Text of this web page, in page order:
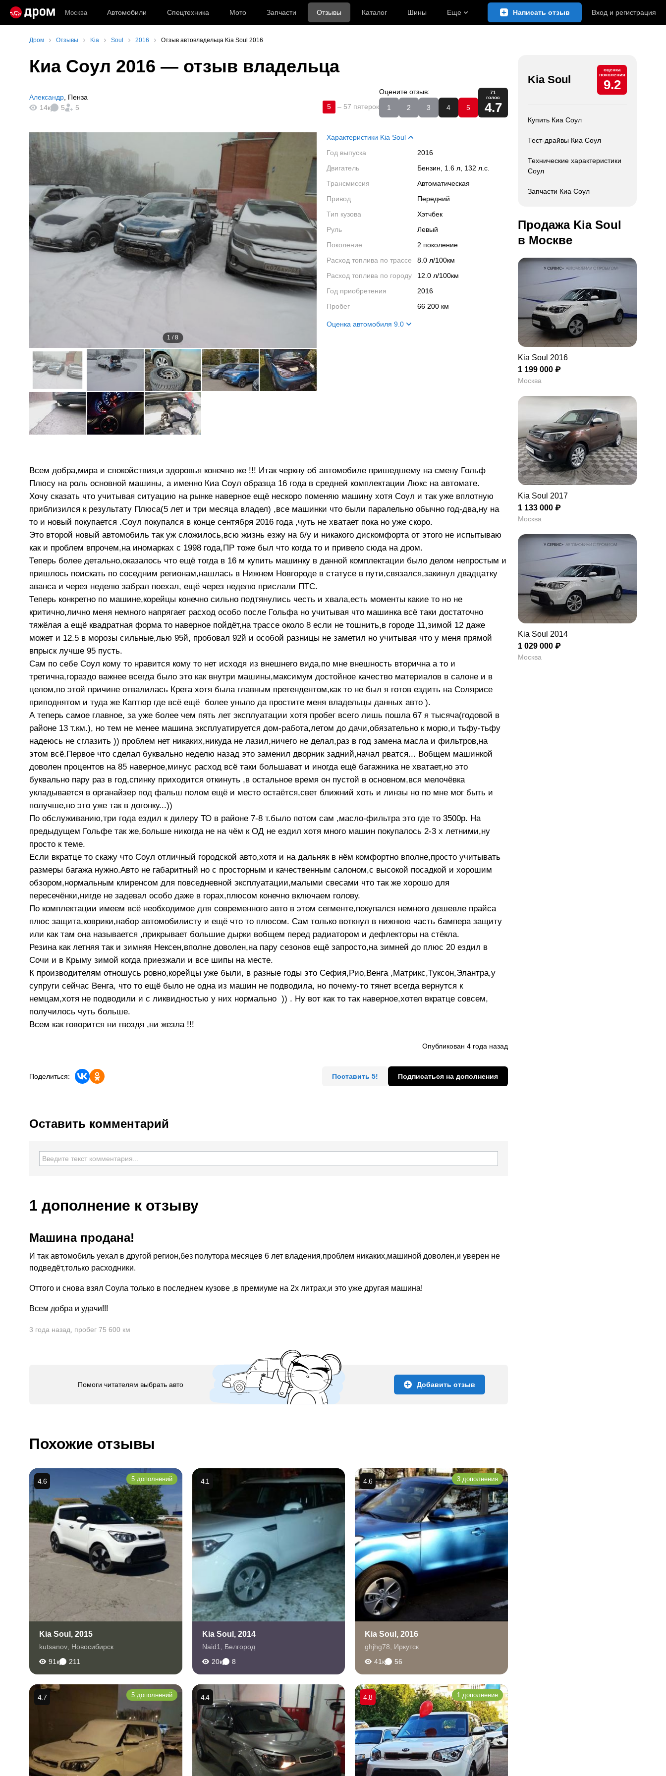
Москва Автомобили Спецтехника Мото Запчасти Отзывы Каталог Шины Еще Написать отзыв Вход и регистрация
Дром Отзывы Kia Soul 2016 Отзыв автовладельца Kia Soul 2016
Киа Соул 2016 — отзыв владельца
Александр Пенза
14к
5 5 5 – 57 пятерок
Оцените отзыв:
1
2 3 4 5
71
голос
4.7
1 /8
Характеристики Kia Soul
Год выпуска
2016
Двигатель
Бензин, 1.6 л, 132 л.с.
Трансмиссия
Автоматическая
Привод
Передний
Тип кузова
Хэтчбек
Руль
Левый
Поколение
2 поколение
Расход топлива по трассе
8.0 л/100км
Расход топлива по городу
12.0 л/100км
Год приобретения
2016
Пробег
66 200 км
Оценка автомобиля 9.0
Всем добра,мира и спокойствия,и здоровья конечно же !!! Итак черкну об автомобиле пришедшему на смену Гольф
Плюсу на роль основной машины, а именно Киа Соул образца 16 года в средней комплектации Люкс на автомате.
Хочу сказать что учитывая ситуацию на рынке наверное ещё нескоро поменяю машину хотя Соул и так уже вплотную
приблизился к результату Плюса(5 лет и три месяца владел) ,все машинки что были паралельно обычно год-два,ну на
то и новый покупается .Соул покупался в конце сентября 2016 года ,чуть не хватает пока но уже скоро.
Это второй новый автомобиль так уж сложилось,всю жизнь езжу на б/у и никакого дискомфорта от этого не испытываю
как и проблем впрочем,на иномарках с 1998 года,ПР тоже был что когда то и привело сюда на дром.
Теперь более детально,оказалось что ещё тогда в 16 м купить машинку в данной комплектации было делом непростым и
пришлось поискать по соседним регионам,нашлась в Нижнем Новгороде в статусе в пути,связался,закинул двадцатку
аванса и через неделю забрал поехал, ещё через неделю прислали ПТС.
Теперь конкретно по машине,корейцы конечно сильно подтянулись честь и хвала,есть моменты какие то но не
критично,лично меня немного напрягает расход особо после Гольфа но учитывая что машинка всё таки достаточно
тяжёлая а ещё квадратная форма то наверное пойдёт,на трассе около 8 если не тошнить,в городе 11,зимой 12 даже
может и 12.5 в морозы сильные,лью 95й, пробовал 92й и особой разницы не заметил но учитывая что у меня прямой
впрыск лучше 95 пусть.
Сам по себе Соул кому то нравится кому то нет исходя из внешнего вида,по мне внешность вторична а то и
третична,гораздо важнее всегда было это как внутри машины,максимум достойное качество материалов в салоне и в
целом,по этой причине отвалилась Крета хотя была главным претендентом,как то не был я готов ездить на Солярисе
приподнятом и туда же Каптюр где всё ещё более уныло да простите меня владельцы данных авто ).
А теперь самое главное, за уже более чем пять лет эксплуатации хотя пробег всего лишь пошла 67 я тысяча(годовой в
районе 13 т.км.), но тем не менее машина эксплуатируется дом-работа,летом до дачи,обязательно к морю,и тьфу-тьфу
надеюсь не сглазить )) проблем нет никаких,никуда не лазил,ничего не делал,раз в год замена масла и фильтров,на
этом всё.Первое что сделал буквально неделю назад это заменил дворник задний,начал рватся... Вобщем машинкой
доволен процентов на 85 наверное,минус расход всё таки большават и иногда ещё багажника не хватает,но это
буквально пару раз в год,спинку приходится откинуть ,в остальное время он пустой в основном,вся мелочёвка
укладывается в органайзер под фальш полом ещё и место остаётся,свет ближний хоть и линзы но по мне мог быть и
получше,но это уже так в догонку...))
По обслуживанию,три года ездил к дилеру ТО в районе 7-8 т.было потом сам ,масло-фильтра это где то 3500р. На
предыдущем Гольфе так же,больше никогда не на чём к ОД не ездил хотя много машин покупалось 2-3 х летними,ну
просто к теме.
Если вкратце то скажу что Соул отличный городской авто,хотя и на дальняк в нём комфортно вполне,просто учитывать
размеры багажа нужно.Авто не габаритный но с просторным и качественным салоном,с высокой посадкой и хорошим
обзором,нормальным клиренсом для повседневной эксплуатации,малыми свесами что так же хорошо для
пересечёнки,нигде не задевал особо даже в горах,плюсом конечно включаем голову.
По комплектации имеем всё необходимое для современного авто в этом сегменте,покупался немного дешевле прайса
плюс защита,коврики,набор автомобилисту и ещё что то плюсом. Сам только воткнул в нижнюю часть бампера защиту
или как там она называется ,прикрывает большие дырки вобщем перед радиатором и дефлекторы на стёкла.
Резина как летняя так и зимняя Нексен,вполне доволен,на пару сезонов ещё запросто,на зимней до плюс 20 ездил в
Сочи и в Крыму зимой когда приезжали и все шипы на месте.
К производителям отношусь ровно,корейцы уже были, в разные годы это Сефия,Рио,Венга ,Матрикс,Туксон,Элантра,у
супруги сейчас Венга, что то ещё было не одна из машин не подводила, но почему-то тянет всегда вернутся к
немцам,хотя не подводили и с ликвидностью у них нормально )) . Ну вот как то так наверное,хотел вкратце совсем,
получилось чуть больше.
Всем как говорится ни гвоздя ,ни жезла !!!
Опубликован 4 года назад
Поделиться: Поставить 5! Подписаться на дополнения
Оставить комментарий
1 дополнение к отзыву
Машина продана!
И так автомобиль уехал в другой регион,без полутора месяцев 6 лет владения,проблем никаких,машиной доволен,и уверен не
подведёт,только расходники.
Оттого и снова взял Соула только в последнем кузове ,в премиуме на 2х литрах,и это уже другая машина!
Всем добра и удачи!!!
3 года назад пробег 75 600 км
Помоги читателям выбрать авто Добавить отзыв
Похожие отзывы
Kia Soul, 2015
kutsanov Новосибирск
91к
211
4.6 5 дополнений
Kia Soul, 2014
Naid1
Белгород
20к
8
4.1
Kia Soul, 2016
ghjhg78
Иркутск
41к
56
4.6 3 дополнения
4.7 5 дополнений 4.4 4.8 1 дополнение
Kia Soul
оценка
поколения
9.2
Купить Киа Соул
Тест-драйвы Киа Соул
Технические характеристики
Соул
Запчасти Киа Соул
Продажа Kia Soul
в Москве
Kia Soul 2016
1 199 000 ₽
Москва
Kia Soul 2017
1 133 000 ₽
Москва
Kia Soul 2014
1 029 000 ₽
Москва